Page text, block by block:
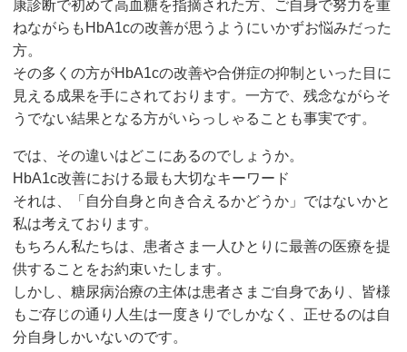
康診断で初めて高血糖を指摘された方、ご自身で努力を重
ねながらもHbA1cの改善が思うようにいかずお悩みだった
方。
その多くの方がHbA1cの改善や合併症の抑制といった目に
見える成果を手にされております。一方で、残念ながらそ
うでない結果となる方がいらっしゃることも事実です。
では、その違いはどこにあるのでしょうか。
HbA1c改善における最も大切なキーワード
それは、「自分自身と向き合えるかどうか」ではないかと
私は考えております。
もちろん私たちは、患者さま一人ひとりに最善の医療を提
供することをお約束いたします。
しかし、糖尿病治療の主体は患者さまご自身であり、皆様
もご存じの通り人生は一度きりでしかなく、正せるのは自
分自身しかいないのです。